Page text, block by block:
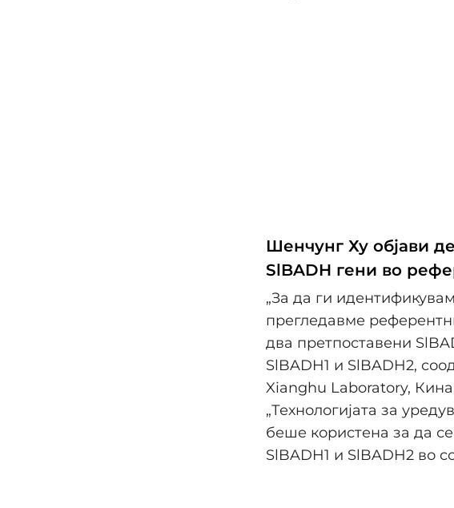
Шенчунг Ху објави
SlBADH гени во
„За да ги
прегледавме
два претпоставени
SlBADH1 и SlBADH2,
Xianghu Laboratory,
„Технологијата за
беше користена за да
SlBADH1 и SlBADH2 во